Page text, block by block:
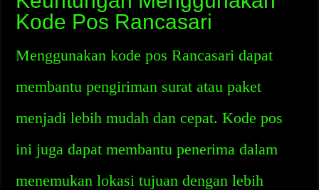
Kode Pos Rancasari
Menggunakan kode pos Rancasari dapat
membantu pengiriman surat atau paket
menjadi lebih mudah dan cepat. Kode pos
ini juga dapat membantu penerima dalam
menemukan lokasi tujuan dengan lebih